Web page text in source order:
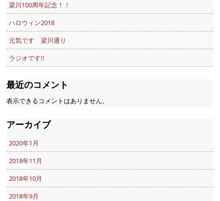
梁川100周年記念！！
ハロウィン2018
元気です 梁川通り
ラジオです!!
最近のコメント
表示できるコメントはありません。
アーカイブ
2020年1月
2018年11月
2018年10月
2018年9月